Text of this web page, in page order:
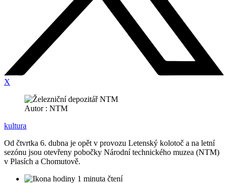
X
Autor : NTM
kultura
Od čtvrtka 6. dubna je opět v provozu Letenský kolotoč a na letní
sezónu jsou otevřeny pobočky Národní technického muzea (NTM)
v Plasích a Chomutově.
1 minuta čtení